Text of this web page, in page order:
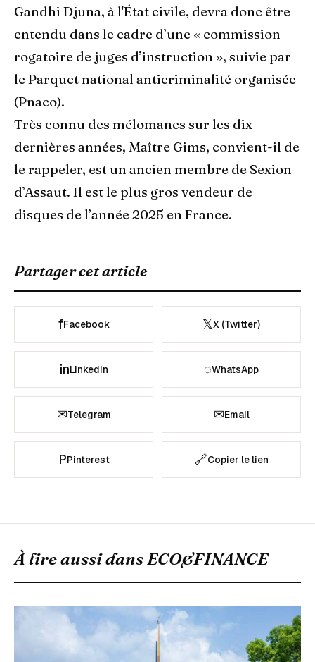
Gandhi Djuna, à l'État civile, devra donc être
entendu dans le cadre d’une « commission
rogatoire de juges d’instruction », suivie par
le Parquet national anticriminalité organisée
(Pnaco).
Très connu des mélomanes sur les dix
dernières années, Maître Gims, convient-il de
le rappeler, est un ancien membre de Sexion
d’Assaut. Il est le plus gros vendeur de
disques de l’année 2025 en France.
Partager cet article
fFacebook 𝕏X (Twitter)
inLinkedIn ◌WhatsApp
✉Telegram ✉Email
PPinterest 🔗Copier le lien
À lire aussi dansECO&FINANCE